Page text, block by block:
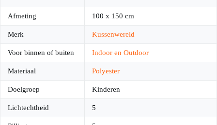
Afmeting 100 x 150 cm
Merk Kussenwereld
Voor binnen of buiten Indoor en Outdoor
Materiaal Polyester
Doelgroep Kinderen
Lichtechtheid 5